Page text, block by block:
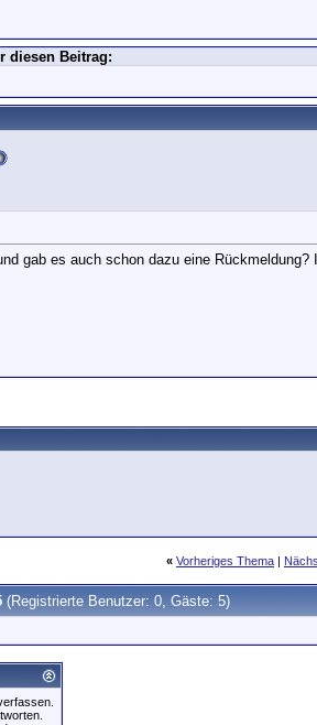
diesen Beitrag:
gab es auch schon dazu eine
« Vorheriges Thema |
(Registrierte Benutzer: 0, Gäste: 5)